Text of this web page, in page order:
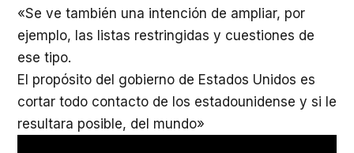
«Se ve también una intención de ampliar, por
ejemplo, las listas restringidas y cuestiones de
ese tipo.
El propósito del gobierno de Estados Unidos es
cortar todo contacto de los estadounidense y si le
resultara posible, del mundo»